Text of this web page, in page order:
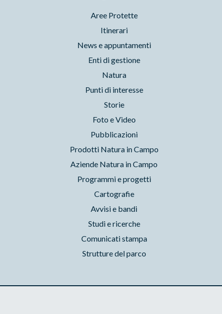
Aree Protette
Itinerari
News e appuntamenti
Enti di gestione
Natura
Punti di interesse
Storie
Foto e Video
Pubblicazioni
Prodotti Natura in Campo
Aziende Natura in Campo
Programmi e progetti
Cartografie
Avvisi e bandi
Studi e ricerche
Comunicati stampa
Strutture del parco